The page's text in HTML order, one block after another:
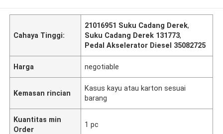
Cahaya Tinggi:
21016951 Suku Cadang Derek,
Suku Cadang Derek 131773,
Pedal Akselerator Diesel 35082725
Harga negotiable
Kemasan rincian
Kasus kayu atau karton sesuai
barang
Kuantitas min
Order
1 pc